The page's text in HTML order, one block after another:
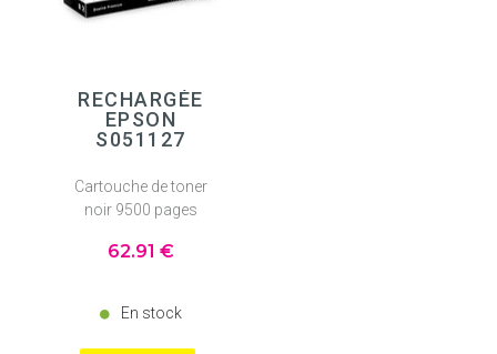
RECHARGÉE
EPSON
S051127
Cartouche de toner
noir 9500 pages
62.91 €
En stock